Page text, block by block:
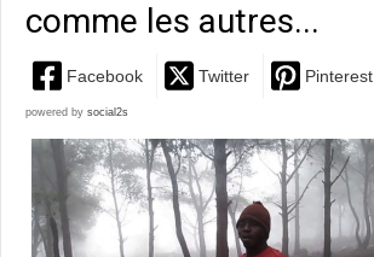
comme les autres...
Facebook Twitter Pinterest
powered by social2s